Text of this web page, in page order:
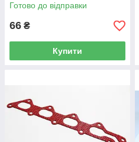
Готово до відправки
66 ₴
Купити